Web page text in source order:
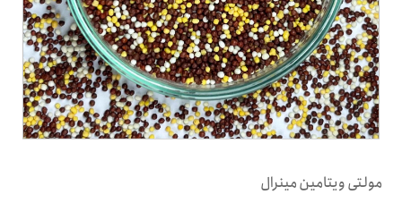
مولتی ویتامین مینرال